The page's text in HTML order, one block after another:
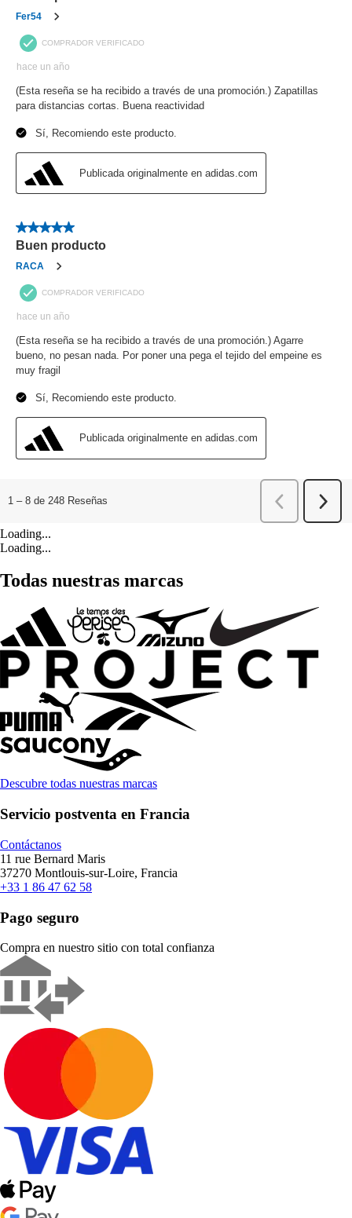
Loading...
Loading...
Todas nuestras marcas
Descubre todas nuestras marcas
Servicio postventa en Francia
Contáctanos
11 rue Bernard Maris
37270 Montlouis-sur-Loire, Francia
+33 1 86 47 62 58
Pago seguro
Compra en nuestro sitio con total confianza